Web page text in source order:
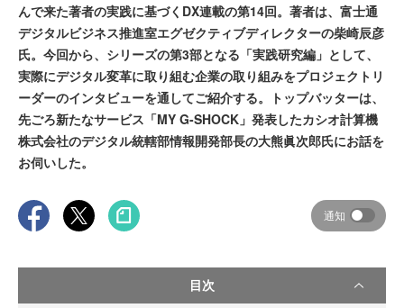
んで来た著者の実践に基づくDX連載の第14回。著者は、富士通
デジタルビジネス推進室エグゼクティブディレクターの柴崎辰彦
氏。今回から、シリーズの第3部となる「実践研究編」として、
実際にデジタル変革に取り組む企業の取り組みをプロジェクトリ
ーダーのインタビューを通してご紹介する。トップバッターは、
先ごろ新たなサービス「MY G-SHOCK」発表したカシオ計算機
株式会社のデジタル統轄部情報開発部長の大熊眞次郎氏にお話を
お伺いした。
通知
目次